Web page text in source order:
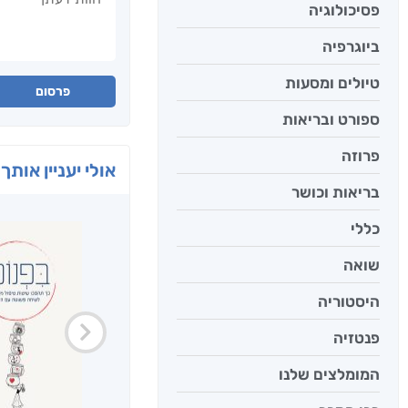
פסיכולוגיה
ביוגרפיה
טיולים ומסעות
ספורט ובריאות
פרוזה
בריאות וכושר
כללי
שואה
היסטוריה
פנטזיה
המומלצים שלנו
פרסום
אולי יעניין